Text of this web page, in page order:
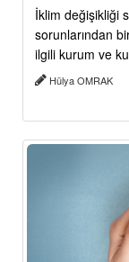
İklim değişikliği
sorunlarından
ilgili kurum ve
Hülya OMRAK